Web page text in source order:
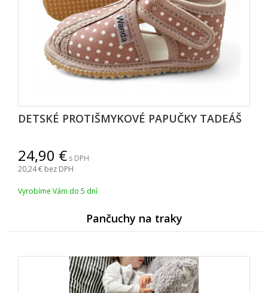
DETSKÉ PROTIŠMYKOVÉ PAPUČKY TADEÁ
24,90
s DPH
20,24 bez DPH
Vyrobíme Vám do 5 dní
Pančuchy na traky